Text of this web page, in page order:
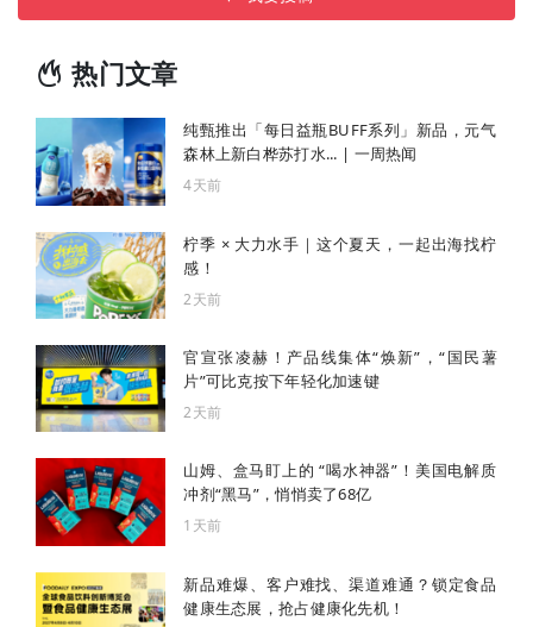
热门文章
纯甄推出「每日益瓶BUFF系列」新品，元气
森林上新白桦苏打水... | 一周热闻
4天前
柠季 × 大力水手｜这个夏天，一起出海找柠
感！
2天前
官宣张凌赫！产品线集体“焕新”，“国民薯
片”可比克按下年轻化加速键
2天前
山姆、盒马盯上的 “喝水神器”！美国电解质
冲剂“黑马”，悄悄卖了68亿
1天前
新品难爆、客户难找、渠道难通？锁定食品
健康生态展，抢占健康化先机！